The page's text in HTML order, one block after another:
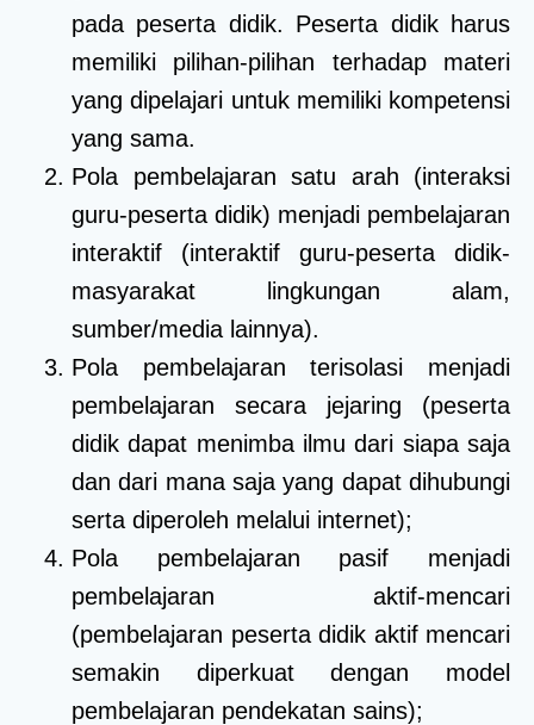
pada peserta didik. Peserta didik harus
memiliki pilihan-pilihan terhadap materi
yang dipelajari untuk memiliki kompetensi
yang sama.
Pola pembelajaran satu arah (interaksi
guru-peserta didik) menjadi pembelajaran
interaktif (interaktif guru-peserta didik-
masyarakat lingkungan alam,
sumber/media lainnya).
Pola pembelajaran terisolasi menjadi
pembelajaran secara jejaring (peserta
didik dapat menimba ilmu dari siapa saja
dan dari mana saja yang dapat dihubungi
serta diperoleh melalui internet);
Pola pembelajaran pasif menjadi
pembelajaran aktif-mencari
(pembelajaran peserta didik aktif mencari
semakin diperkuat dengan model
pembelajaran pendekatan sains);